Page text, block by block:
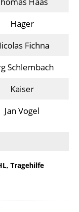
Hager
Fichna
Schlembach
Kaiser
Jan Vogel
Tragehilfe